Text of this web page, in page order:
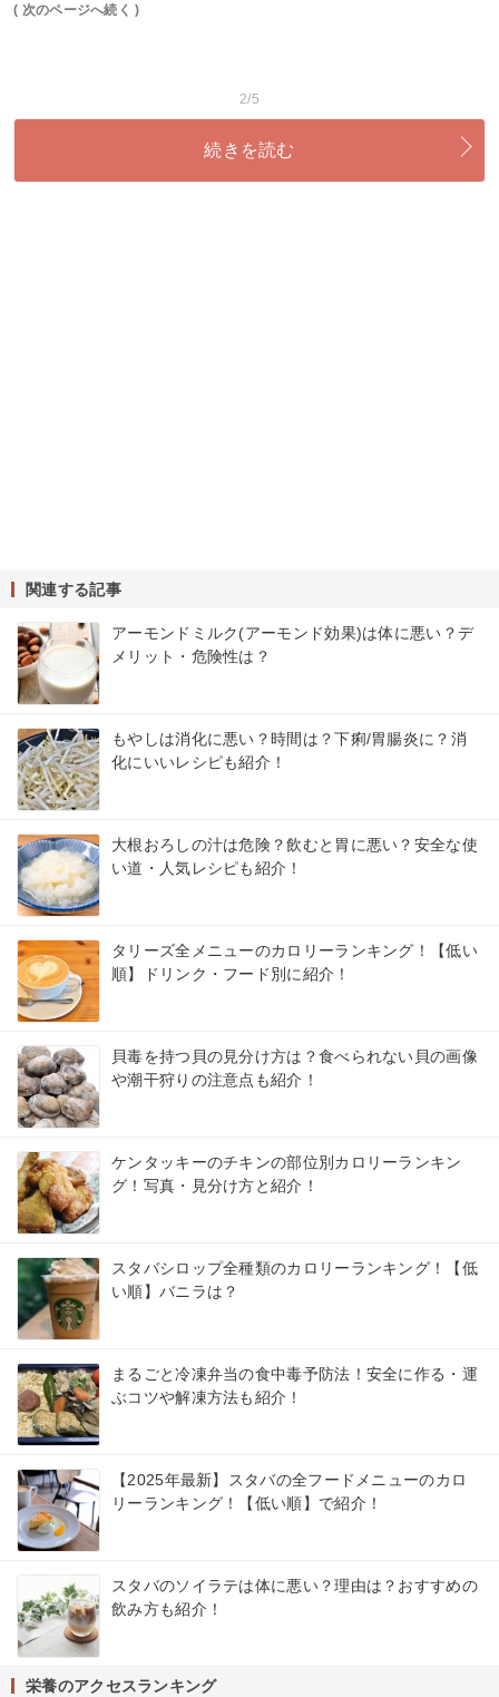
( 次のページへ続く )
2/5
続きを読む
関連する記事
アーモンドミルク(アーモンド効果)は体に悪い？デ
メリット・危険性は？
もやしは消化に悪い？時間は？下痢/胃腸炎に？消
化にいいレシピも紹介！
大根おろしの汁は危険？飲むと胃に悪い？安全な使
い道・人気レシピも紹介！
タリーズ全メニューのカロリーランキング！【低い
順】ドリンク・フード別に紹介！
貝毒を持つ貝の見分け方は？食べられない貝の画像
や潮干狩りの注意点も紹介！
ケンタッキーのチキンの部位別カロリーランキン
グ！写真・見分け方と紹介！
スタバシロップ全種類のカロリーランキング！【低
い順】バニラは？
まるごと冷凍弁当の食中毒予防法！安全に作る・運
ぶコツや解凍方法も紹介！
【2025年最新】スタバの全フードメニューのカロ
リーランキング！【低い順】で紹介！
スタバのソイラテは体に悪い？理由は？おすすめの
飲み方も紹介！
栄養のアクセスランキング